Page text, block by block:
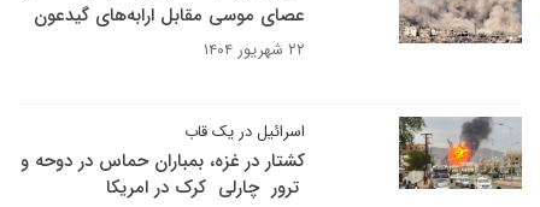
عصای موسی مقابل ارابه‌های گیدعون
۲۲ شهریور ۱۴۰۴
اسرائیل در یک قاب
کشتار در غزه، بمباران حماس در دوحه و
ترور چارلی کرک در امریکا